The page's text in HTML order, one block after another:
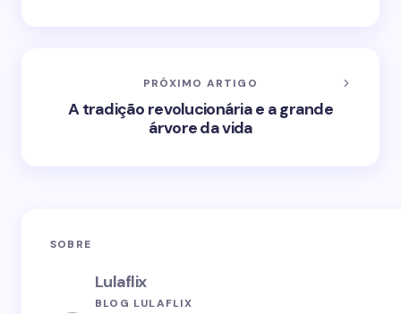
PRÓXIMO ARTIGO
A tradição revolucionária e a grande
árvore da vida
SOBRE
Lulaflix
BLOG LULAFLIX